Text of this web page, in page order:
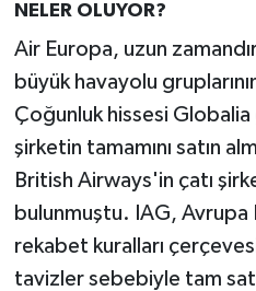
NELER OLUYOR?
Air Europa, uzun
büyük havayolu
Çoğunluk hissesi
şirketin tamamını satın
British Airways'in çatı
bulunmuştu. IAG,
rekabet kuralları
tavizler sebebiyle tam